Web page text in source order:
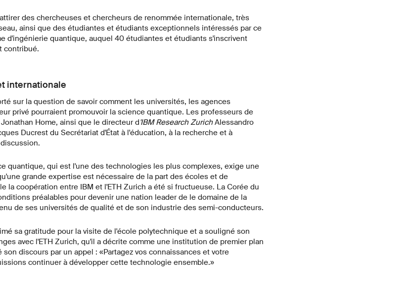
des chercheuses et chercheurs de renommée internationale, très
ainsi que des étudiantes et étudiants exceptionnels intéressés par ce
d'ingénierie quantique, auquel 40 étudiantes et étudiants s'inscrivent
contribué.
internationale
sur la question de savoir comment les universités, les agences
privé pourraient promouvoir la science quantique. Les professeurs de
Home, ainsi que le directeur d'IBM Research ZurichAlessandro
Ducrest du Secrétariat d'État à l'éducation, à la recherche et à
quantique, qui est l'une des technologies les plus complexes, exige une
grande expertise est nécessaire de la part des écoles et de
la coopération entre IBM et l'ETH Zurich a été si fructueuse. La Corée du
préalables pour devenir une nation leader de le domaine de la
de ses universités de qualité et de son industrie des semi-conducteurs.
sa gratitude pour la visite de l'école polytechnique et a souligné son
avec l'ETH Zurich, qu'il a décrite comme une institution de premier plan
discours par un appel : «Partagez vos connaissances et votre
continuer à développer cette technologie ensemble.»